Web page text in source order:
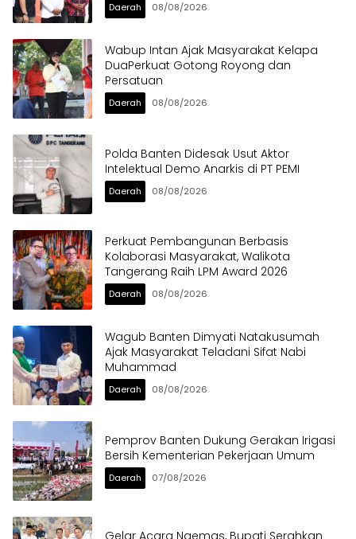
Daerah 08/08/2026
Wabup Intan Ajak Masyarakat Kelapa
DuaPerkuat Gotong Royong dan
Persatuan
Daerah 08/08/2026
Polda Banten Didesak Usut Aktor
Intelektual Demo Anarkis di PT PEMI
Daerah 08/08/2026
Perkuat Pembangunan Berbasis
Kolaborasi Masyarakat, Walikota
Tangerang Raih LPM Award 2026
Daerah 08/08/2026
Wagub Banten Dimyati Natakusumah
Ajak Masyarakat Teladani Sifat Nabi
Muhammad
Daerah 08/08/2026
Pemprov Banten Dukung Gerakan Irigasi
Bersih Kementerian Pekerjaan Umum
Daerah 07/08/2026
Gelar Acara Ngemas, Bupati Serahkan